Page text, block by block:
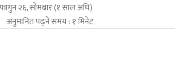
२६, सोमबार (१ साल अघि)
अनुमानित पढ्ने समय : १ मिनेट